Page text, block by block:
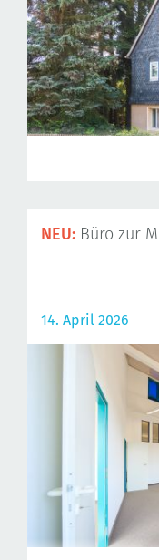
NEU: Büro zur
14. April 2026